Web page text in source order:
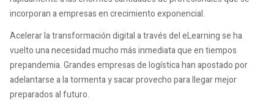
incorporan a empresas en crecimiento exponencial.
Acelerar la transformación digital a través del eLearning se ha
vuelto una necesidad mucho más inmediata que en tiempos
prepandemia. Grandes empresas de logística han apostado por
adelantarse a la tormenta y sacar provecho para llegar mejor
preparados al futuro.